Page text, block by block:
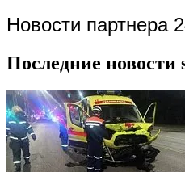
Новости партнера
Последние новости